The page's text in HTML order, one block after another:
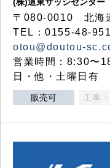
〒080-0010 北海
TEL：0155-48-
otou@doutou-
営業時間：8:30〜
日・他・土曜日有
販売可 工事